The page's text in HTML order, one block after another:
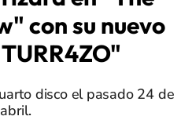
con su nuevo
disco el pasado 24 de
abril.